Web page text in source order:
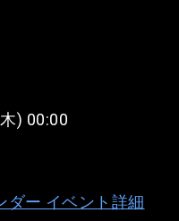
) 00:00
ダー イベント詳細